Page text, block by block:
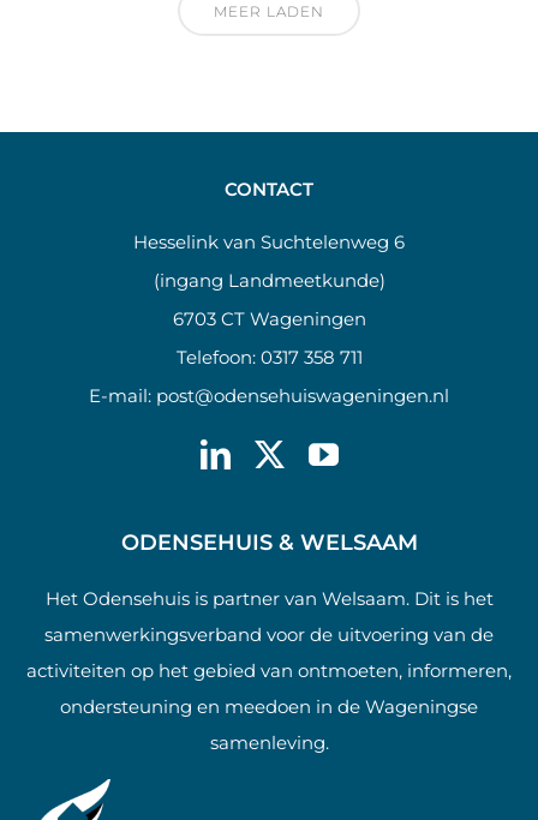
MEER LADEN
CONTACT
Hesselink van Suchtelenweg 6
(ingang Landmeetkunde)
6703 CT Wageningen
Telefoon: 0317 358 711
E-mail: post@odensehuiswageningen.nl
ODENSEHUIS & WELSAAM
Het Odensehuis is partner van Welsaam. Dit is het
samenwerkingsverband voor de uitvoering van de
activiteiten op het gebied van ontmoeten, informeren,
ondersteuning en meedoen in de Wageningse
samenleving.